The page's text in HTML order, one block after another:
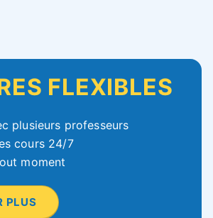
FLEXIBLES
plusieurs professeurs
cours 24/7
moment
PLUS